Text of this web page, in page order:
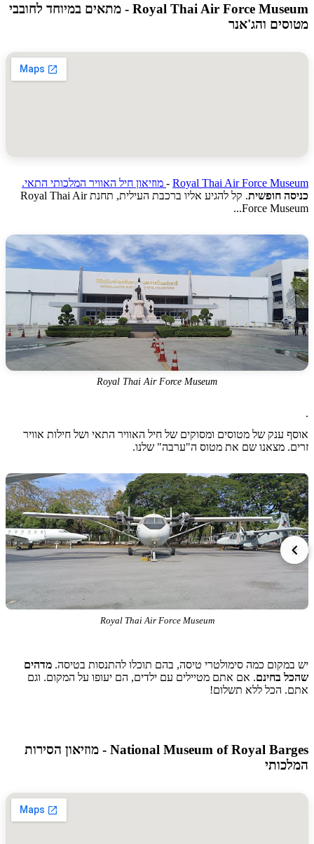
Royal Thai Air Force Museum - מתאים במיוחד לחובבי
והג'אנר
Royal Thai Air Force
-מוזיאון חיל האוויר המלכותי התאי.
חופשית
. קל להגיע אליו ברכבת העילית, תחנת Royal Thai Air
Force
Royal Thai Air Force Museum
ענק של מטוסים ומסוקים של חיל האוויר התאי ושל חילות אוויר
מצאנו שם את מטוס ה"ערבה" שלנו.
Royal Thai Air Force Museum
כמה סימולטרי טיסה, בהם תוכלו להתנסות בטיסה.מדהים
בחינם . אם אתם מטיילים עם ילדים, הם יעופו על המקום. וגם
הכל ללא תשלום!
National Museum of Royal Barges - מוזיאון הסירות